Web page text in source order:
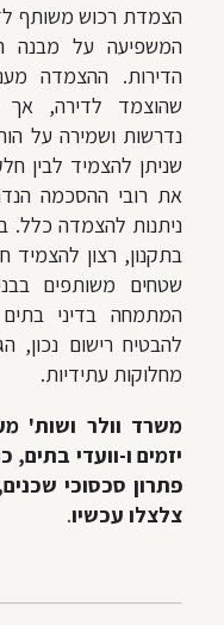
הצמדת רכוש משותף
המשפיעה על מבנה
הדירות. ההצמדה
שהוצמד לדירה, אך
נדרשות ושמירה על
שניתן להצמיד לבין
את רובי ההסכמה
ניתנות להצמדה כלל.
בתקנון, רצון
שטחים משותפים
המתמחה בדיני
להבטיח רישום נכון,
מחלוקות עתידיות.
משרד וולר ושות'
יזמים ו-וועדי בתים,
פתרון סכסוכי
צלצלו עכשיו.